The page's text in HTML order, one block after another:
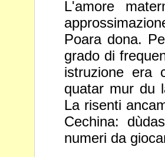
L'amore
Poara dona.
grado di
istruzione era
quatar mur du
La risenti
Cechina:
numeri da